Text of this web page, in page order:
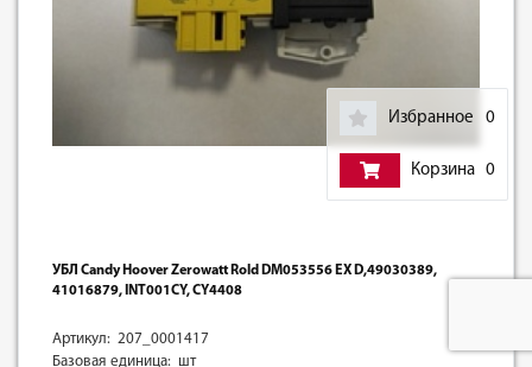
Избранное 0
Корзина 0
УБЛ Candy Hoover Zerowatt Rold DM053556 EX D,49030389,
41016879, INT001CY, CY4408
Артикул: 207_0001417
Базовая единица: шт